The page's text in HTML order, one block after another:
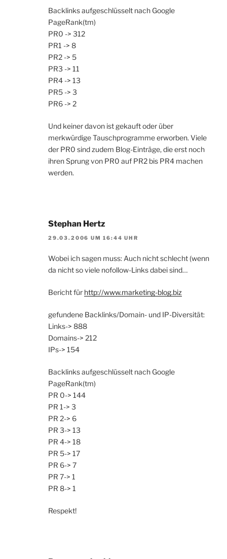
Backlinks aufgeschlüsselt nach Google
PageRank(tm)
PR0 -> 312
PR1 -> 8
PR2 -> 5
PR3 -> 11
PR4 -> 13
PR5 -> 3
PR6 -> 2
Und keiner davon ist gekauft oder über
merkwürdige Tauschprogramme erworben. Viele
der PR0 sind zudem Blog-Einträge, die erst noch
ihren Sprung von PR0 auf PR2 bis PR4 machen
werden.
Stephan Hertz
29.03.2006 UM 16:44 UHR
Wobei ich sagen muss: Auch nicht schlecht (wenn
da nicht so viele nofollow-Links dabei sind…
Bericht für http://www.marketing-blog.biz
gefundene Backlinks/Domain- und IP-Diversität:
Links-> 888
Domains-> 212
IPs-> 154
Backlinks aufgeschlüsselt nach Google
PageRank(tm)
PR 0-> 144
PR 1-> 3
PR 2-> 6
PR 3-> 13
PR 4-> 18
PR 5-> 17
PR 6-> 7
PR 7-> 1
PR 8-> 1
Respekt!